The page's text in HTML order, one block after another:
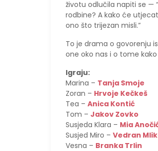
životu odlučila napiti se —
rodbine? A kako će
ono što trijezan misli.”
To je drama o govorenju
one oko nas i o tome
Igraju:
Marina – Tanja Smoje
Zoran – Hrvoje Kečkeš
Tea – Anica Kontić
Tom – Jakov Zovko
Susjeda Klara – Mia
Susjed Miro – Vedran
Vesna – Branka Trlin